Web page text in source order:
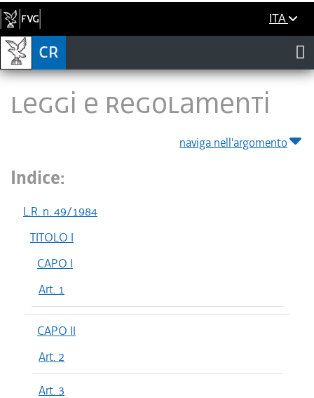
ITA
LEGGI E REGOLAMENTI
naviga nell'argomento
Indice:
L.R. n. 49/1984
TITOLO I
CAPO I
Art. 1
CAPO II
Art. 2
Art. 3